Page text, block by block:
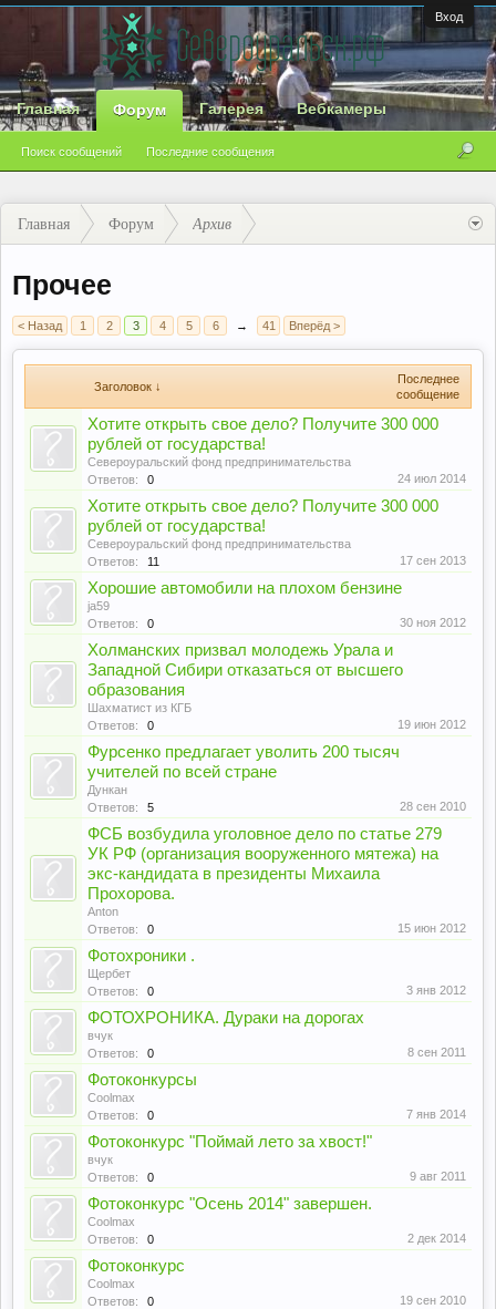
Вход
Главная Форум
Поиск сообщений Последние сообщения
Галерея Вебкамеры
Главная Форум Архив
Прочее
< Назад 1 2 3 4 5 6 → 41 Вперёд >
Заголовок ↓
Последнее
сообщение
Хотите открыть свое дело? Получите 300 000
рублей от государства!
Североуральский фонд предпринимательства
Ответов:
0 24 июл 2014
Хотите открыть свое дело? Получите 300 000
рублей от государства!
Североуральский фонд предпринимательства
Ответов:
11 17 сен 2013
Хорошие автомобили на плохом бензине
ja59
Ответов:
0 30 ноя 2012
Холманских призвал молодежь Урала и
Западной Сибири отказаться от высшего
образования
Шахматист из КГБ
Ответов:
0 19 июн 2012
Фурсенко предлагает уволить 200 тысяч
учителей по всей стране
Дункан
Ответов:
5 28 сен 2010
ФСБ возбудила уголовное дело по статье 279
УК РФ (организация вооруженного мятежа) на
экс-кандидата в президенты Михаила
Прохорова.
Anton
Ответов:
0 15 июн 2012
Фотохроники .
Щербет
Ответов:
0 3 янв 2012
ФОТОХРОНИКА. Дураки на дорогах
вчук
Ответов:
0 8 сен 2011
Фотоконкурсы
Coolmax
Ответов:
0 7 янв 2014
Фотоконкурс "Поймай лето за хвост!"
вчук
Ответов:
0 9 авг 2011
Фотоконкурс "Осень 2014" завершен.
Coolmax
Ответов:
0 2 дек 2014
Фотоконкурс
Coolmax
Ответов:
0 19 сен 2010